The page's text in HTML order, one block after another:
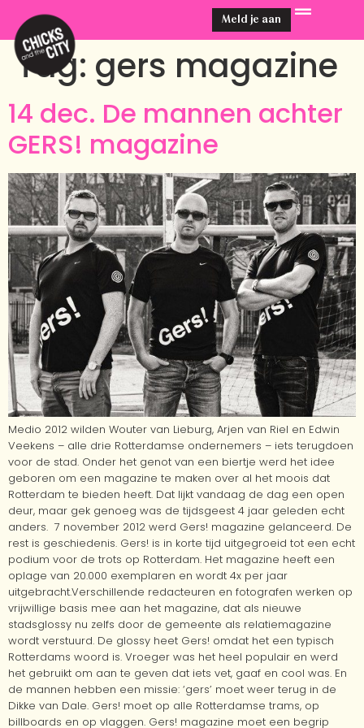
Meld je aan
Tag: gers magazine
14 dec. De mannen achter
GERS! magazine
Medio 2012 wilden Wouter van Lieburg, Arjen van Riel en Edwin
Veekens – alle drie Rotterdamse ondernemers – iets terugdoen
voor de stad. Onder het genot van een biertje werd het idee
geboren om een magazine te maken over al het moois dat
Rotterdam te bieden heeft. Dat lijkt vandaag de dag een open
deur, maar gek genoeg was de tijdsgeest 4 jaar geleden echt
anders. 7 november 2012 werd Gers! magazine gelanceerd. De
rest is geschiedenis. Gers! is in korte tijd uitgegroeid tot een echt
podium voor de trots op Rotterdam. Het magazine heeft een
oplage van 20.000 exemplaren en wordt 4x per jaar
uitgebracht.Verschillende redacteuren en fotografen werken op
vrijwillige basis mee aan het magazine, dat als nieuwe
stadsglossy nu zelfs door de gemeente als relatiemagazine
wordt verstuurd. De glossy heet Gers! omdat het een typisch
Rotterdams woord is. Vroeger was het heel populair en werd
het gebruikt om aan te geven dat iets vet, gaaf en cool was. En
de mannen hebben een missie: ‘gers’ moet weer terug in de
Dikke van Dale. Gers! moet op alle Rotterdamse trams, op
billboards en op vlaggen. Gers! magazine moet een begrip